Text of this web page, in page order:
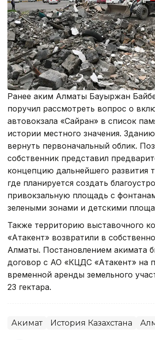
Ранее аким Алматы Бауыржан
поручил рассмотреть вопрос о
автовокзала «Сайран» в список
истории местного значения.
вернуть первоначальный облик.
собственник представил
концепцию дальнейшего развития
где планируется создать
привокзальную площадь с
зелеными зонами и детскими
Также территорию выставочного
«Атакент» возвратили в
Алматы. Постановлением акимата
договор с АО «КЦДС «Атакент» на
временной аренды земельного
23 гектара.
Акимат История Казахстана